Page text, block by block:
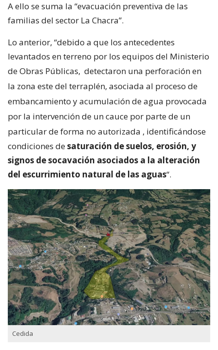
A ello se suma la “evacuación preventiva de las
familias del sector La Chacra”.
Lo anterior, “debido a que los antecedentes
levantados en terreno por los equipos del Ministerio
de Obras Públicas, detectaron una perforación en
la zona este del terraplén, asociada al proceso de
embancamiento y acumulación de agua provocada
por la intervención de un cauce por parte de un
particular de forma no autorizada , identificándose
condiciones desaturación de suelos, erosión, y
signos de socavación asociados a la alteración
del escurrimiento natural de las aguas“.
Cedida